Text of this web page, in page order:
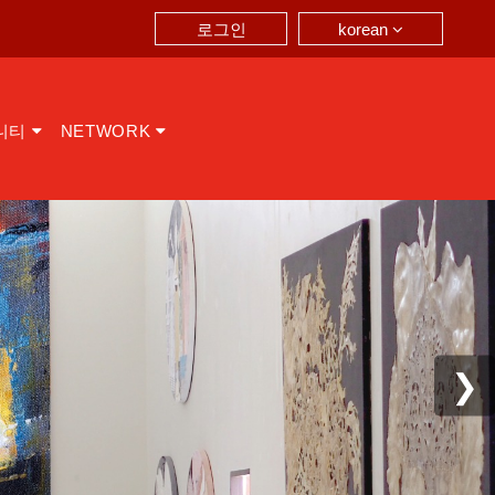
korean
로그인
티 NETWORK
❯